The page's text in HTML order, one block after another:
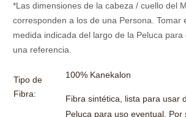
*Las dimensiones de la cabeza / cuello del
corresponden a los de una Persona. Tomar
medida indicada del largo de la Peluca
una referencia.
Tipo de
Fibra:
100% Kanekalon
Fibra sintética, lista para usar
Peluca para uso eventual. Por